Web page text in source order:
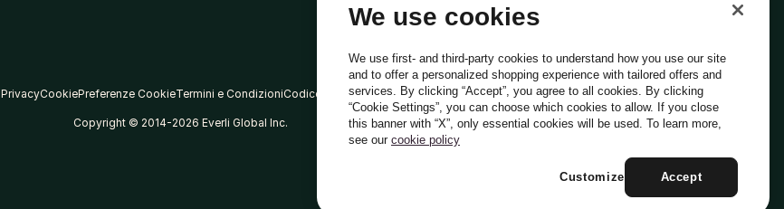
PrivacyCookiePreferenze CookieTermini e CondizioniCodice Etico
Copyright © 2014-2026 Everli Global Inc. Italiano
We use cookies
We use first- and third-party cookies to understand how you use our site
and to offer a personalized shopping experience with tailored offers and
services. By clicking “Accept”, you agree to all cookies. By clicking
“Cookie Settings”, you can choose which cookies to allow. If you close
this banner with “X”, only essential cookies will be used. To learn more,
see our cookie policy
Accept
Customize